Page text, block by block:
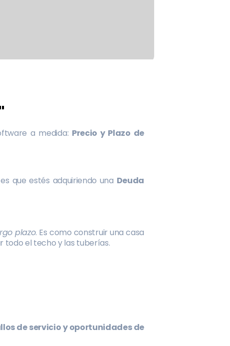
a medida: Precio y Plazo de
que estés adquiriendo una Deuda
plazo. Es como construir una casa
todo el techo y las tuberías.
de servicio y oportunidades de